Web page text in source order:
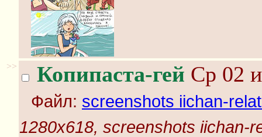
>> Копипаста-гей Ср 02
Файл: screenshots iichan-
1280x618, screenshots iichan-